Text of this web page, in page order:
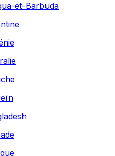
et-Barbuda